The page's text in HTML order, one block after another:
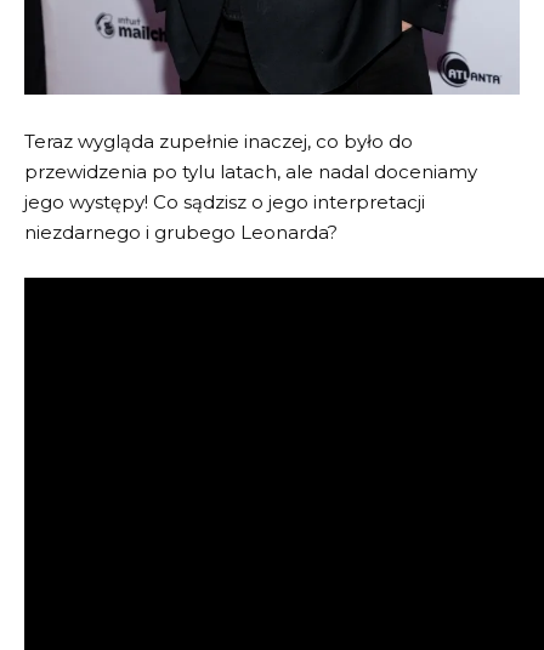
Teraz wygląda zupełnie inaczej, co było do
przewidzenia po tylu latach, ale nadal doceniamy
jego występy! Co sądzisz o jego interpretacji
niezdarnego i grubego Leonarda?